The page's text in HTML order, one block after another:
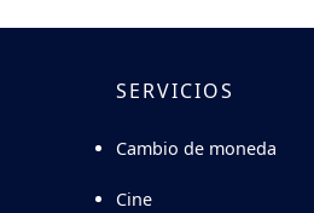
SERVICIOS
Cambio de moneda
Cine